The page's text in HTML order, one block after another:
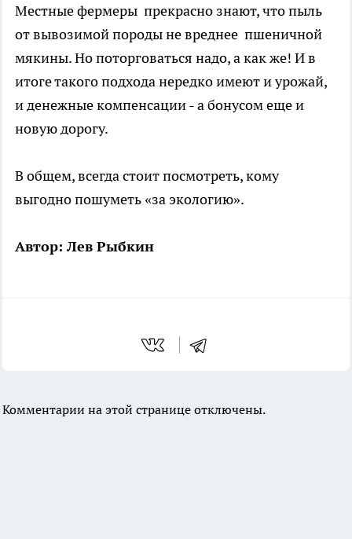
Местные фермеры прекрасно знают, что пыль
от вывозимой породы не вреднее пшеничной
мякины. Но поторговаться надо, а как же! И в
итоге такого подхода нередко имеют и урожай,
и денежные компенсации - а бонусом еще и
новую дорогу.
В общем, всегда стоит посмотреть, кому
выгодно пошуметь «за экологию».
Автор: Лев Рыбкин
Комментарии на этой странице отключены.